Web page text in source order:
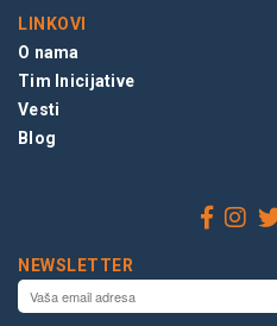
LINKOVI
O nama
Tim Inicijative
Vesti
Blog
NEWSLETTER